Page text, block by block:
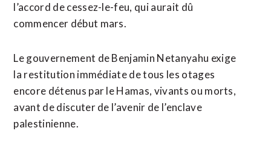
l’accord de cessez-le-feu, qui aurait dû
commencer début mars.
Le gouvernement de Benjamin Netanyahu exige
la restitution immédiate de tous les otages
encore détenus par le Hamas, vivants ou morts,
avant de discuter de l’avenir de l’enclave
palestinienne.